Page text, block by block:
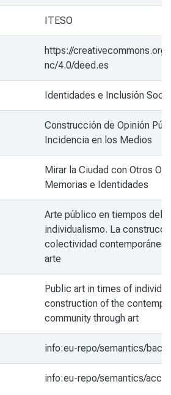
ITESO
https://
nc/4.0/deed.es
Identidades e Inclusión
Construcción de Opinión
Incidencia en los Medios
Mirar la Ciudad con Otros
Memorias e Identidades
Arte público en tiempos del
individualismo. La
colectividad contemporánea
arte
Public art in times of
construction of the
community through art
info:eu-repo/semantics/
info:eu-repo/semantics/